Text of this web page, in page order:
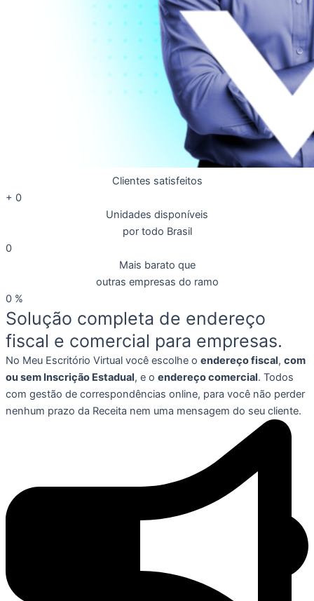
Clientes satisfeitos
+ 0
Unidades disponíveis
por todo Brasil
0
Mais barato que
outras empresas do ramo
0 %
Solução completa de endereço
fiscal e comercial para empresas.
No Meu Escritório Virtual você escolhe o endereço fiscal, com
ou sem Inscrição Estadual, e o endereço comercial. Todos
com gestão de correspondências online, para você não perder
nenhum prazo da Receita nem uma mensagem do seu cliente.